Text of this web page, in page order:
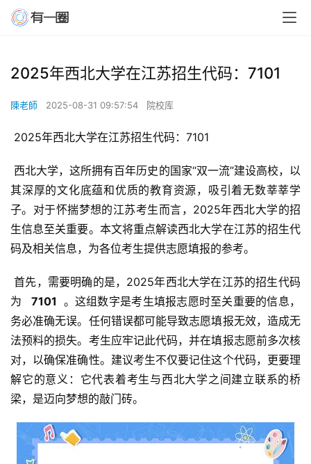
2025年西北大学在江苏招生代码：7101
陳老師 2025-08-31 09:57:54 院校库
2025年西北大学在江苏招生代码：7101
其深厚的文化底蕴和优质的教育资源，吸引着无数莘莘学
子。对于怀揣梦想的江苏考生而言，2025年西北大学的招
生信息至关重要。本文将重点解读西北大学在江苏的招生代
码及相关信息，为各位考生提供志愿填报的参考。
首先，需要明确的是，2025年西北大学在江苏的招生代码
为
  7101
。这组数字是考生填报志愿时至关重要的信息，
务必准确无误。任何错误都可能导致志愿填报无效，造成无
法预料的损失。考生应牢记此代码，并在填报志愿前多次核
对，以确保准确性。建议考生不仅要记住这个代码，更要理
解它的意义：它代表着考生与西北大学之间建立联系的桥
梁，是迈向梦想的敲门砖。